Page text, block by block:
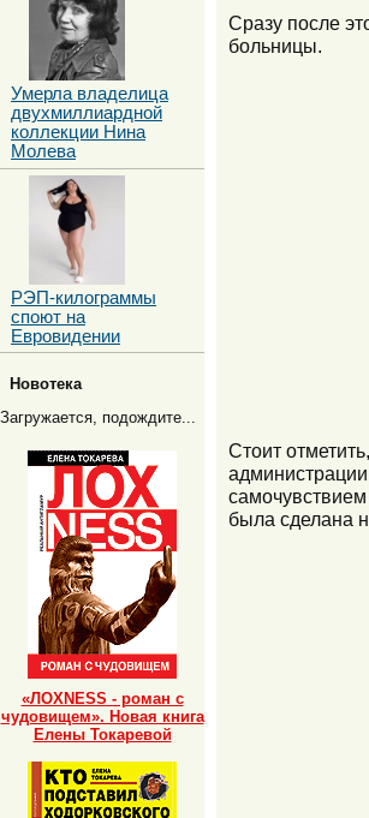
Сразу после
больницы.
Стоит
была сделана
Умерла владелица
двухмиллиардной
коллекции Нина
Молева
РЭП-килограммы
споют на
Евровидении
Новотека
Загружается, подождите...
«ЛОХNESS - роман с
чудовищем». Новая книга
Елены Токаревой